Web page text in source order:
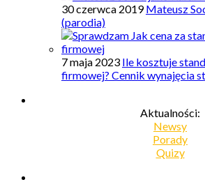
30 czerwca 2019 Mateusz
(parodia)
7 maja 2023 Ile kosztuje
firmowej? Cennik wynajęcia
Aktualności:
Newsy
Porady
Quizy